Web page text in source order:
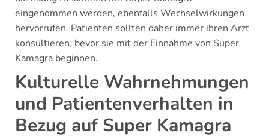
eingenommen werden, ebenfalls Wechselwirkungen
hervorrufen. Patienten sollten daher immer ihren Arzt
konsultieren, bevor sie mit der Einnahme von Super
Kamagra beginnen.
Kulturelle Wahrnehmungen
und Patientenverhalten in
Bezug auf Super Kamagra